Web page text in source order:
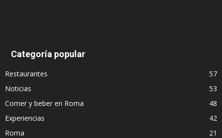
Categoría popular
Restaurantes
57
Noticias
53
Comer y beber en Roma
48
Experiencias
42
Roma
21